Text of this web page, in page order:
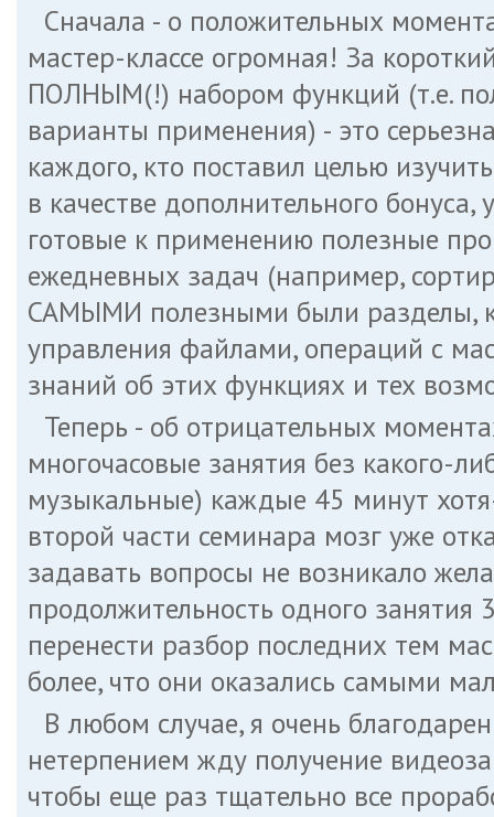
Сначала - о положительных
мастер-классе огромная! За
ПОЛНЫМ(!) набором функций (т.е.
варианты применения) - это
каждого, кто поставил целью
в качестве дополнительного
готовые к применению полезные
ежедневных задач (например,
САМЫМИ полезными были разделы,
управления файлами, операций с
знаний об этих функциях и тех
Теперь - об отрицательных
многочасовые занятия без какого-
музыкальные) каждые 45 минут
второй части семинара мозг уже
задавать вопросы не возникало
продолжительность одного
перенести разбор последних тем
более, что они оказались самыми
В любом случае, я очень
нетерпением жду получение
чтобы еще раз тщательно все